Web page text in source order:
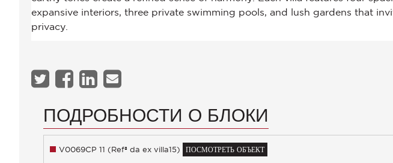
ПОДРОБНОСТИ О БЛОКИ
V0069CP 11 (Refª da ex villa15) ПОСМОТРЕТЬ ОБЪЕКТ